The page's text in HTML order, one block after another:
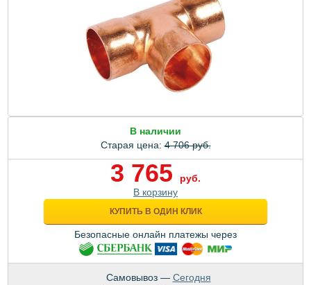
В наличии
Старая цена:4 706 руб.
3 765
руб.
В корзину
КУПИТЬ В ОДИН КЛИК
Безопасные онлайн платежы через
Самовывоз — Сегодня